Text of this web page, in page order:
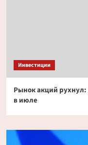
Инвестиции
Рынок акций рухнул:
в июле